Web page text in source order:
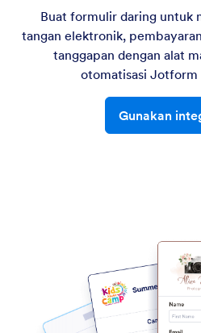
Buat formulir daring untuk
tangan elektronik,
tanggapan dengan alat
otomatisasi Jotform
Gunakan